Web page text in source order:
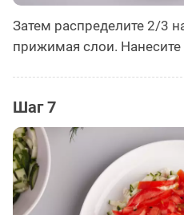
Затем распределите 2/3
прижимая слои.
Шаг 7